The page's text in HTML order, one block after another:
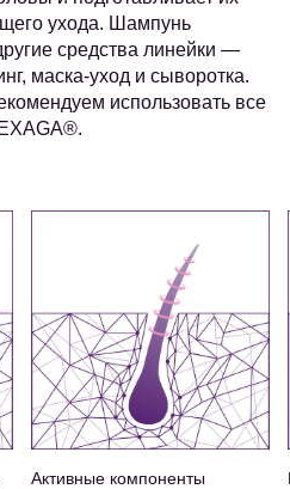
ухода. Шампунь
средства линейки —
маска-уход и сыворотка.
использовать все
Активные компоненты